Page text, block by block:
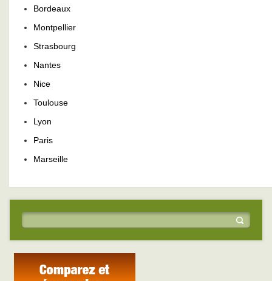
Bordeaux
Montpellier
Strasbourg
Nantes
Nice
Toulouse
Lyon
Paris
Marseille